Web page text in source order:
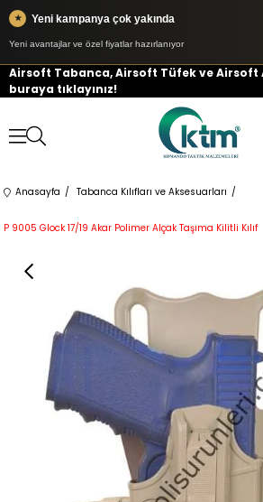
★ Yeni kampanya çok yakında
Yeni avantajlar ve özel fiyatlar hazırlanıyor
Airsoft Tabanca, Airsoft Tüfek ve Airsoft
buraya tıklayınız!
Anasayfa Tabanca Kılıfları ve Aksesuarları
P 9005 Glock 17/19 Akar Polimer Alçak Taşıma Kilitli Kılıf